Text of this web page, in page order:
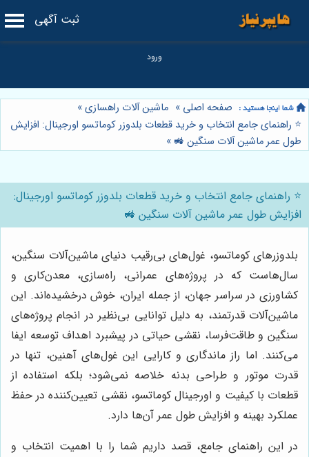
ثبت آگهی
صفحه اصلی » ماشین آلات راهسازی»
⭐️ راهنمای جامع انتخاب و خرید قطعات بلدوزر کوماتسو اورجینال: افزایش
طول عمر ماشین آلات سنگین 🚜 »
⭐️ راهنمای جامع انتخاب و خرید قطعات بلدوزر کوماتسو اورجینال:
افزایش طول عمر ماشین آلات سنگین 🚜
بلدوزرهای کوماتسو، غول‌های بی‌رقیب دنیای ماشین‌آلات سنگین،
سال‌هاست که در پروژه‌های عمرانی، راه‌سازی، معدن‌کاری و
کشاورزی در سراسر جهان، از جمله ایران، خوش درخشیده‌اند. این
ماشین‌آلات قدرتمند، به دلیل توانایی بی‌نظیر در انجام پروژه‌های
سنگین و طاقت‌فرسا، نقشی حیاتی در پیشبرد اهداف توسعه ایفا
می‌کنند. اما راز ماندگاری و کارایی این غول‌های آهنین، تنها در
قدرت موتور و طراحی بدنه خلاصه نمی‌شود؛ بلکه استفاده از
قطعات با کیفیت و اورجینال کوماتسو، نقشی تعیین‌کننده در حفظ
عملکرد بهینه و افزایش طول عمر آن‌ها دارد.
در این راهنمای جامع، قصد داریم شما را با اهمیت انتخاب و